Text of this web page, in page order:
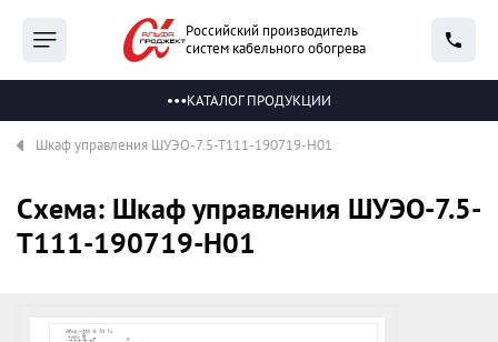
Российский производитель
систем кабельного обогрева
КАТАЛОГ ПРОДУКЦИИ
Шкаф управления ШУЭО-7.5-Т111-190719-Н01
Схема: Шкаф управления ШУЭО-7.5-
Т111-190719-Н01